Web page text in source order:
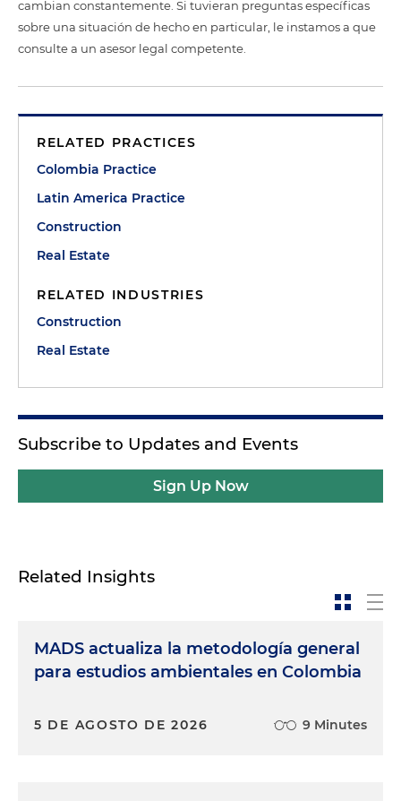
cambian constantemente. Si tuvieran preguntas específicas
sobre una situación de hecho en particular, le instamos a que
consulte a un asesor legal competente.
RELATED PRACTICES
Colombia Practice
Latin America Practice
Construction
Real Estate
RELATED INDUSTRIES
Construction
Real Estate
Subscribe to Updates and Events
Sign Up Now
Related Insights
MADS actualiza la metodología general
para estudios ambientales en Colombia
5 DE AGOSTO DE 2026 9 Minutes